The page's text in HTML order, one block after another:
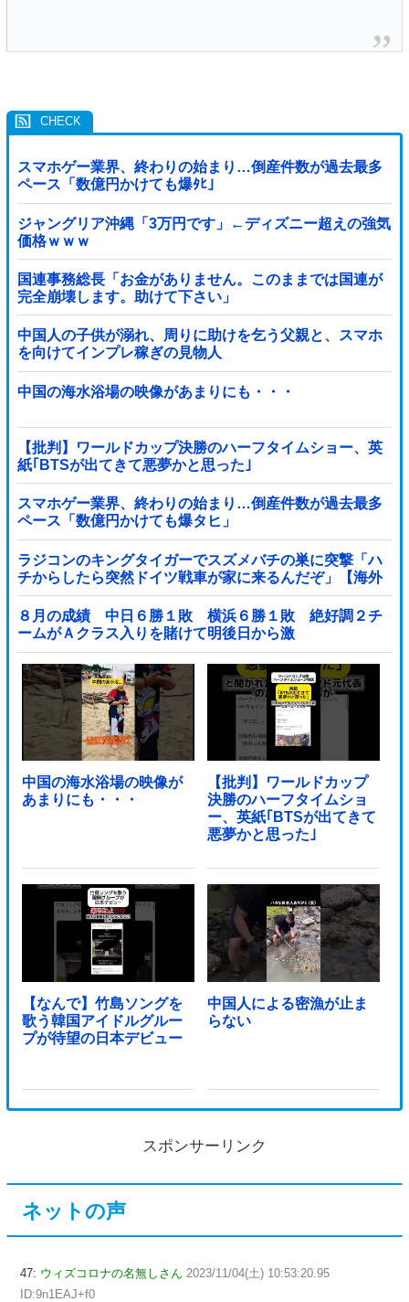
スマホゲー業界、終わりの始まり…倒産件数が過去最多
ペース「数億円かけても爆ﾀﾋ」
ジャングリア沖縄「3万円です」←ディズニー超えの強気
価格ｗｗｗ
国連事務総長「お金がありません。このままでは国連が
完全崩壊します。助けて下さい」
中国人の子供が溺れ、周りに助けを乞う父親と、スマホ
を向けてインプレ稼ぎの見物人
中国の海水浴場の映像があまりにも・・・
【批判】ワールドカップ決勝のハーフタイムショー、英
紙｢BTSが出てきて悪夢かと思った｣
スマホゲー業界、終わりの始まり…倒産件数が過去最多
ペース「数億円かけても爆タヒ」
ラジコンのキングタイガーでスズメバチの巣に突撃「ハ
チからしたら突然ドイツ戦車が家に来るんだぞ」【海外
の反応】
８月の成績 中日６勝１敗 横浜６勝１敗 絶好調２チ
ームがＡクラス入りを賭けて明後日から激
突！！！！！！！！！他
中国の海水浴場の映像が
あまりにも・・・
【批判】ワールドカップ
決勝のハーフタイムショ
ー、英紙｢BTSが出てきて
悪夢かと思った｣
【なんで】竹島ソングを
歌う韓国アイドルグルー
プが待望の日本デビュー
中国人による密漁が止ま
らない
スポンサーリンク
ネットの声
47: ウィズコロナの名無しさん 2023/11/04(土) 10:53:20.95
ID:9n1EAJ+f0